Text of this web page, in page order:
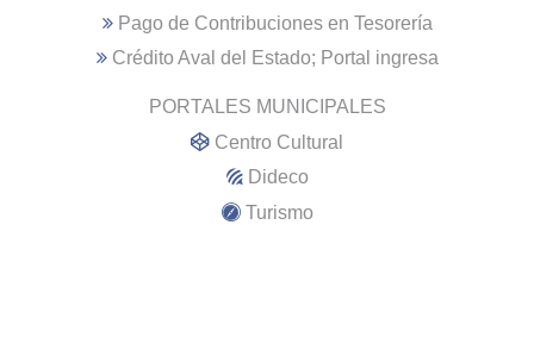
Pago de Contribuciones en Tesorería
Crédito Aval del Estado; Portal ingresa
PORTALES MUNICIPALES
Centro Cultural
Dideco
Turismo